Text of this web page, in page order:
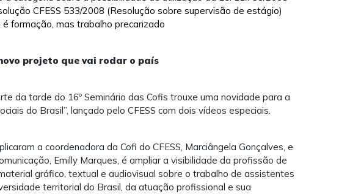
CFESS 533/2008 (Resolução sobre supervisão de estágio)
formação, mas trabalho precarizado
projeto que vai rodar o país
da tarde do 16º Seminário das Cofis trouxe uma novidade para a
do Brasil”, lançado pelo CFESS com dois vídeos especiais.
a coordenadora da Cofi do CFESS, Marciângela Gonçalves, e
Emilly Marques, é ampliar a visibilidade da profissão de
gráfico, textual e audiovisual sobre o trabalho de assistentes
territorial do Brasil, da atuação profissional e sua